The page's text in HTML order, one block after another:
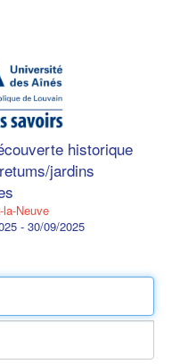
historique
jardins
la-Neuve
- 30/09/2025